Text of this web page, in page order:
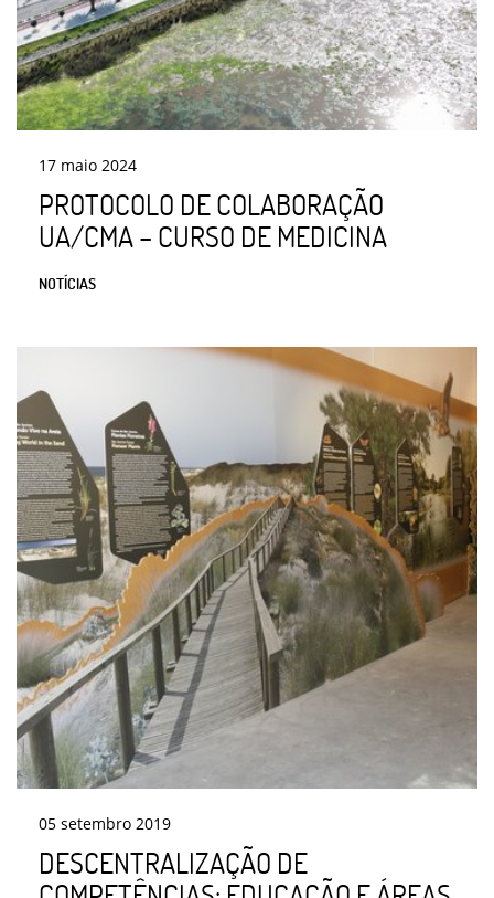
17 maio 2024
PROTOCOLO DE COLABORAÇÃO
UA/CMA – CURSO DE MEDICINA
NOTÍCIAS
05 setembro 2019
DESCENTRALIZAÇÃO DE